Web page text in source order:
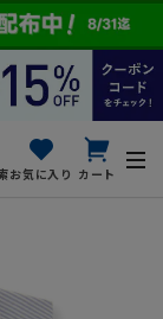
お気に入り カート